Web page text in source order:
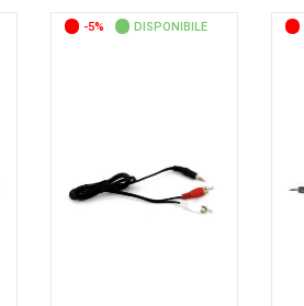
-5% DISPONIBILE